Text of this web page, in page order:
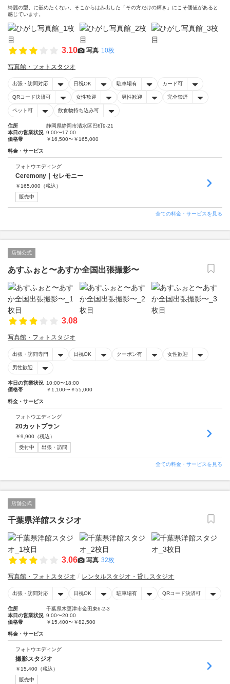
綺麗の型、に嵌めたくない。そこからはみ出した「その方だけの輝き」にこそ価値があると
感じています。
3.10 写真 10枚
写真館・フォトスタジオ
出張・訪問対応 日祝OK 駐車場有 カード可
QRコード決済可 女性歓迎 男性歓迎 完全禁煙
ペット可 飲食物持ち込み可
住所
静岡県静岡市清水区巴町9-21
本日の営業状況 9:00〜17:00
価格帯
￥16,500〜￥165,000
料金・サービス
フォトウエディング
Ceremony｜セレモニー
￥ 165,000 （税込）
販売中
全ての料金・サービスを見る
店舗公式
あすふぉと〜あすか全国出張撮影〜
3.08
写真館・フォトスタジオ
出張・訪問専門 日祝OK クーポン有 女性歓迎
男性歓迎
本日の営業状況 10:00〜18:00
価格帯
￥1,100〜￥55,000
料金・サービス
フォトウエディング
20カットプラン
￥9,900 （税込）
受付中
出張・訪問
全ての料金・サービスを見る
店舗公式
千葉県洋館スタジオ
3.06 写真 32枚
写真館・フォトスタジオ レンタルスタジオ・貸しスタジオ
出張・訪問対応 日祝OK 駐車場有 QRコード決済可
住所
千葉県木更津市金田東6-2-3
本日の営業状況 9:00〜20:00
価格帯
￥15,400〜￥82,500
料金・サービス
フォトウエディング
撮影スタジオ
￥ 15,400 （税込）
販売中